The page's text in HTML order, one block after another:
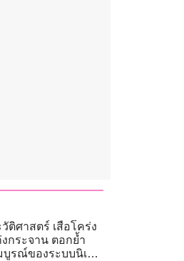
ติศาสตร์ เสือโคร่ง
กระจาน ตอกย้ำ
รณ์ของระบบนิเวศ